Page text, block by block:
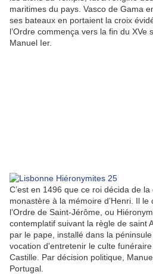
maritimes du pays. Vasco de Gama
ses bateaux en portaient la croix
l’Ordre commença vers la fin du XVe
Manuel Ier.
C’est en 1496 que ce roi décida de la
monastère à la mémoire d’Henri. Il
l’Ordre de Saint-Jérôme, ou
contemplatif suivant la règle de saint
par le pape, installé dans la
vocation d'entretenir le culte
Castille. Par décision politique,
Portugal.